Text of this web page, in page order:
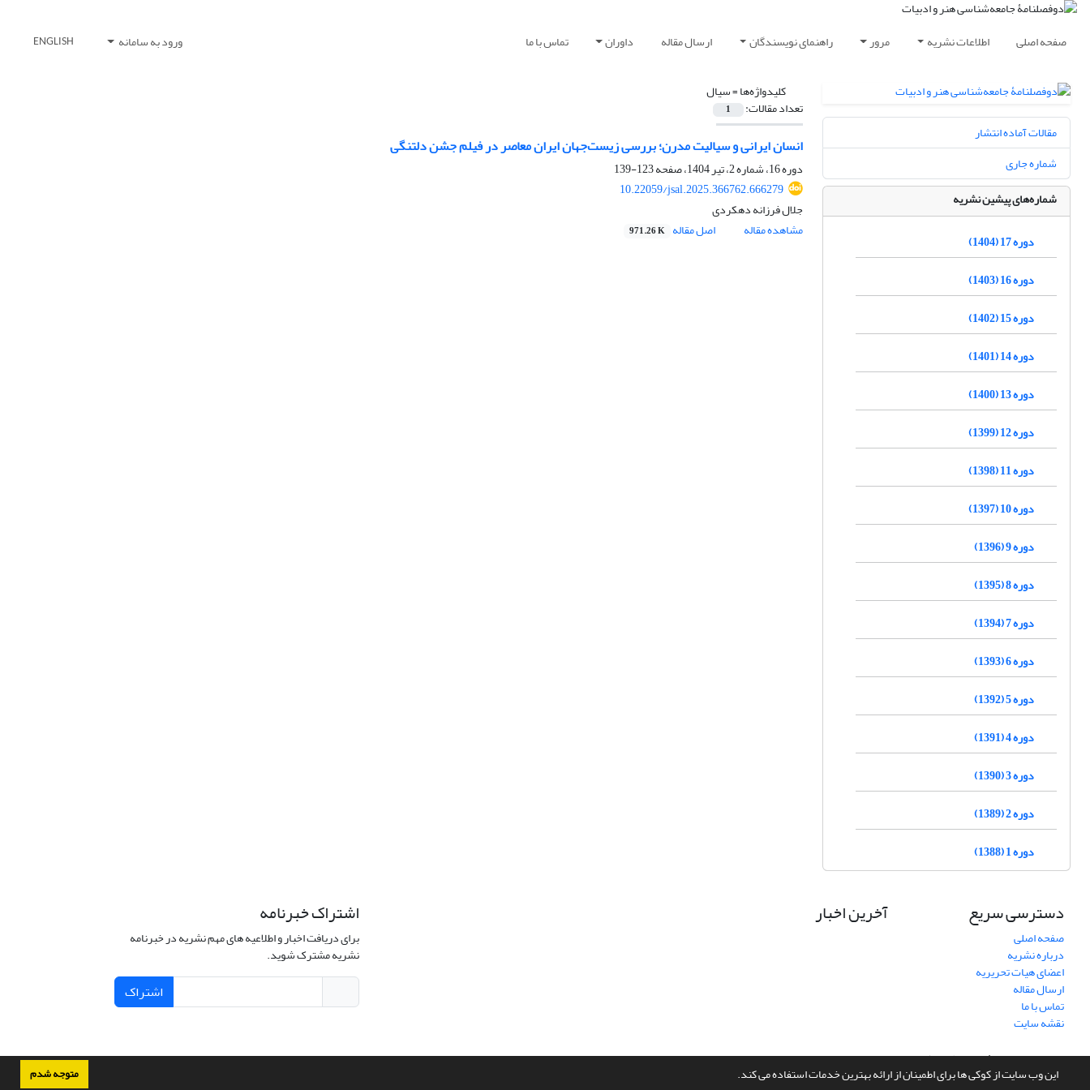
این وب سایت از کوکی ها برای اطمینان از ارائه بهترین خدمات استفاده می کند. متوجه شدم
صفحه اصلی اطلاعات نشریه مرور راهنمای نویسندگان ارسال مقاله داوران تماس با ما ورود به سامانه ENGLISH
کلیدواژه‌ها =سیال
تعداد مقالات: 1
انسان ایرانی و سیالیت مدرن؛ بررسی زیست‌جهان ایران معاصر در فیلم جشن دلتنگی
دوره 16، شماره 2، تیر 1404، صفحه
123-139
10.22059/jsal.2025.366762.666279
جلال فرزانه دهکردی
مشاهده مقاله
اصل مقاله 971.26 K
مقالات آماده انتشار
شماره جاری
شماره‌های پیشین نشریه
دوره 17 (1404)
دوره 16 (1403)
دوره 15 (1402)
دوره 14 (1401)
دوره 13 (1400)
دوره 12 (1399)
دوره 11 (1398)
دوره 10 (1397)
دوره 9 (1396)
دوره 8 (1395)
دوره 7 (1394)
دوره 6 (1393)
دوره 5 (1392)
دوره 4 (1391)
دوره 3 (1390)
دوره 2 (1389)
دوره 1 (1388)
دسترسی سریع
صفحه اصلی
درباره نشریه
اعضای هیات تحریریه
ارسال مقاله
تماس با ما
نقشه سایت
آخرین اخبار اشتراک خبرنامه
برای دریافت اخبار و اطلاعیه های مهم نشریه در خبرنامه
نشریه مشترک شوید.
اشتراک
سامانه مدیریت نشریات علمی.طراحی و پیاده سازی ازسیناوب